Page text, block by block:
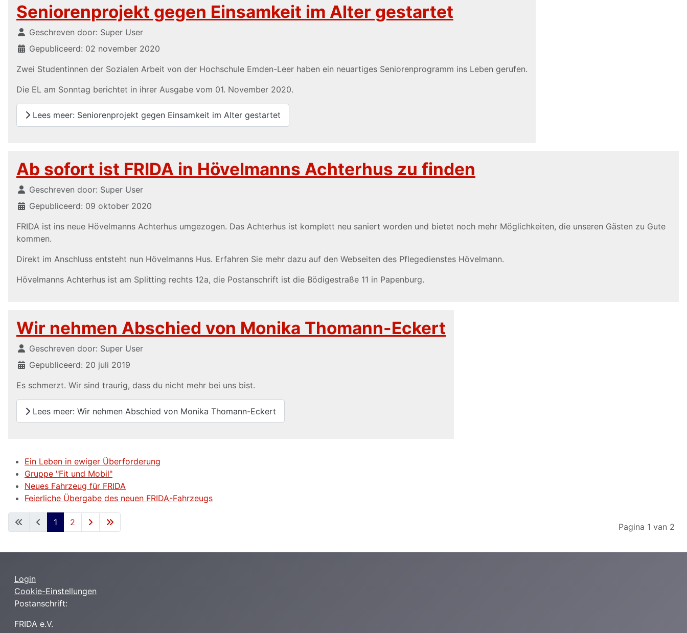
Seniorenprojekt gegen Einsamkeit im Alter gestartet
Details
Geschreven door: Super User
Gepubliceerd: 02 november 2020
Zwei Studentinnen der Sozialen Arbeit von der Hochschule Emden-Leer haben ein neuartiges Seniorenprogramm ins Leben gerufen.
Die EL am Sonntag berichtet in ihrer Ausgabe vom 01. November 2020.
Lees meer: Seniorenprojekt gegen Einsamkeit im Alter gestartet
Ab sofort ist FRIDA in Hövelmanns Achterhus zu finden
Details
Geschreven door: Super User
Gepubliceerd: 09 oktober 2020
FRIDA ist ins neue Hövelmanns Achterhus umgezogen. Das Achterhus ist komplett neu saniert worden und bietet noch mehr Möglichkeiten, die unseren Gästen zu Gute
kommen.
Direkt im Anschluss entsteht nun Hövelmanns Hus. Erfahren Sie mehr dazu auf den Webseiten des Pflegedienstes Hövelmann.
Hövelmanns Achterhus ist am Splitting rechts 12a, die Postanschrift ist die Bödigestraße 11 in Papenburg.
Wir nehmen Abschied von Monika Thomann-Eckert
Details
Geschreven door: Super User
Gepubliceerd: 20 juli 2019
Es schmerzt. Wir sind traurig, dass du nicht mehr bei uns bist.
Lees meer: Wir nehmen Abschied von Monika Thomann-Eckert
Ein Leben in ewiger Überforderung
Gruppe "Fit und Mobil"
Neues Fahrzeug für FRIDA
Feierliche Übergabe des neuen FRIDA-Fahrzeugs
Pagina 1 van 2
1 2
Login
Cookie-Einstellungen
Postanschrift:
FRIDA e.V.